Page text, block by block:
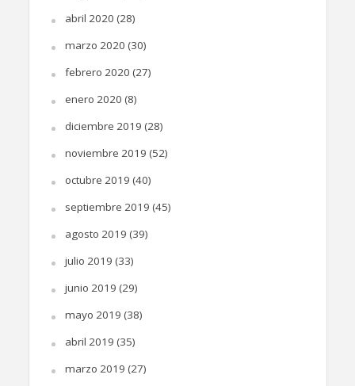
abril 2020 (28)
marzo 2020 (30)
febrero 2020 (27)
enero 2020 (8)
diciembre 2019 (28)
noviembre 2019 (52)
octubre 2019 (40)
septiembre 2019 (45)
agosto 2019 (39)
julio 2019 (33)
junio 2019 (29)
mayo 2019 (38)
abril 2019 (35)
marzo 2019 (27)